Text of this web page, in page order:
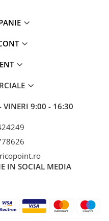
VINERI 9:00 - 16:30
IN SOCIAL MEDIA